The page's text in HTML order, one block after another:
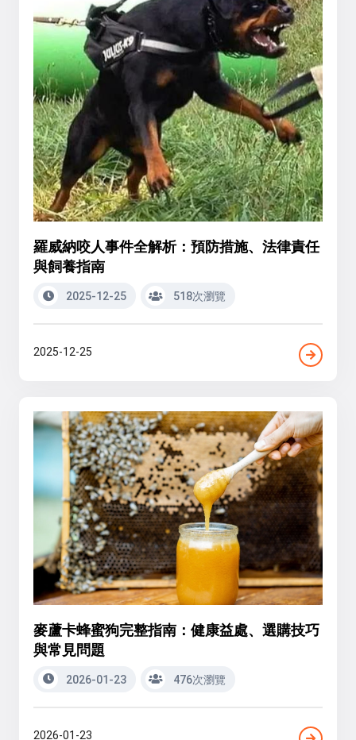
羅威納咬人事件全解析：預防措施、法律責任
與飼養指南
2025-12-25 518次瀏覽
2025-12-25
麥蘆卡蜂蜜狗完整指南：健康益處、選購技巧
與常見問題
2026-01-23 476次瀏覽
2026-01-23